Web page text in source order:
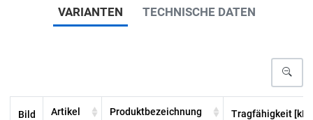
VARIANTEN TECHNISCHE DATEN
Bild Artikel Produktbezeichnung Tragfähigkeit [kN]